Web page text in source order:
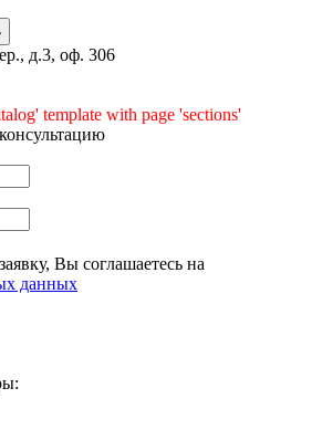
д.3, оф. 306
template with page 'sections'
Вы соглашаетесь на
данных